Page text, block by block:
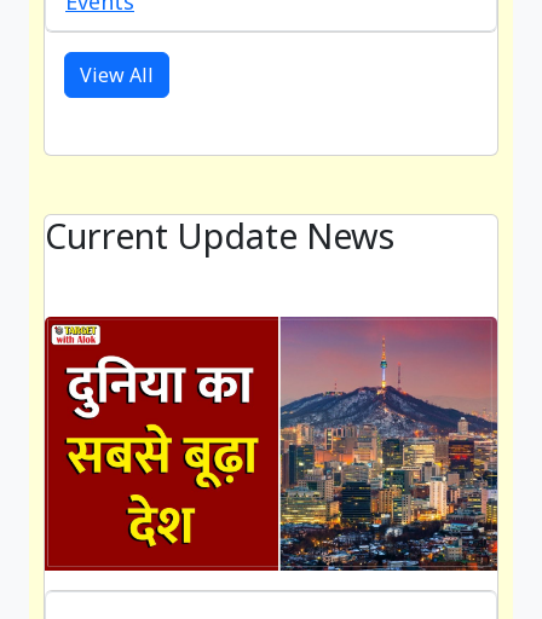
View All
Current Update News